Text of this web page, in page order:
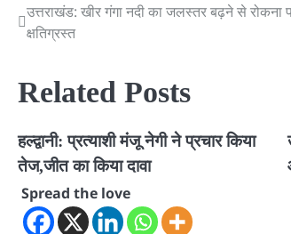
Post
navigation
उत्तराखंड: खीर गंगा नदी का जलस्तर बढ़ने से
क्षतिग्रस्त
Related Posts
हल्द्वानी: प्रत्याशी मंजू नेगी ने प्रचार किया
तेज,जीत का किया दावा
Spread the love